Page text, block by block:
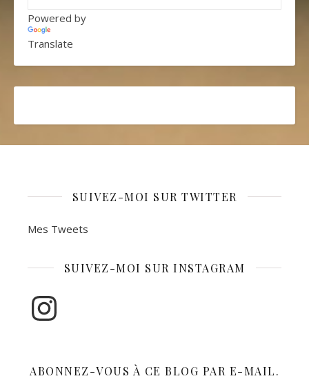
Powered by
Translate
SUIVEZ-MOI SUR TWITTER
Mes Tweets
SUIVEZ-MOI SUR INSTAGRAM
Instagram
ABONNEZ-VOUS À CE BLOG PAR E-MAIL.